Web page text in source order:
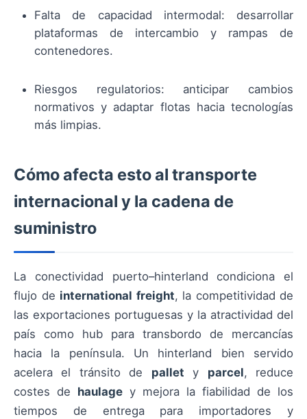
Falta de capacidad intermodal: desarrollar
plataformas de intercambio y rampas de
contenedores.
Riesgos regulatorios: anticipar cambios
normativos y adaptar flotas hacia tecnologías
más limpias.
Cómo afecta esto al transporte
internacional y la cadena de
suministro
La conectividad puerto–hinterland condiciona el
flujo de international freight, la competitividad de
las exportaciones portuguesas y la atractividad del
país como hub para transbordo de mercancías
hacia la península. Un hinterland bien servido
acelera el tránsito de pallet y parcel, reduce
costes de haulage y mejora la fiabilidad de los
tiempos de entrega para importadores y